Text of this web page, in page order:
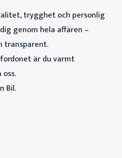
trygghet och personlig
genom hela affären –
transparent.
är du varmt
Bil.